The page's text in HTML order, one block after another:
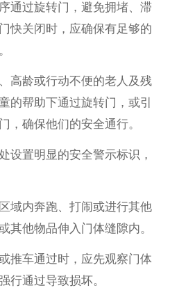
通过旋转门，避免拥堵、滞
快关闭时，应确保有足够的
高龄或行动不便的老人及残
的帮助下通过旋转门，或引
，确保他们的安全通行。
设置明显的安全警示标识，
域内奔跑、打闹或进行其他
其他物品伸入门体缝隙内。
推车通过时，应先观察门体
行通过导致损坏。